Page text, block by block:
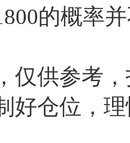
的概率
仅供参考
好仓位，